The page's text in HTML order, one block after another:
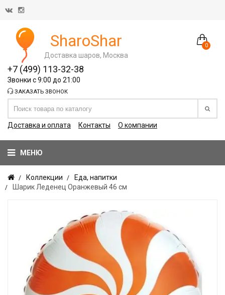
0
SharoShar
Доставка шаров, Москва
+7 (499) 113-32-38
Звонки с 9:00 до 21:00
ЗАКАЗАТЬ ЗВОНОК
Доставка и оплата Контакты О компании
МЕНЮ
Коллекции
Еда, напитки
Шарик Леденец Оранжевый 46 см